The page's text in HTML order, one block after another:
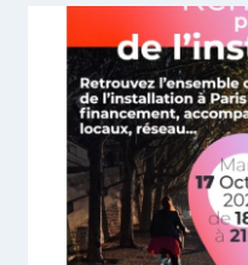
B
L
E
U
:
E
N
S
E